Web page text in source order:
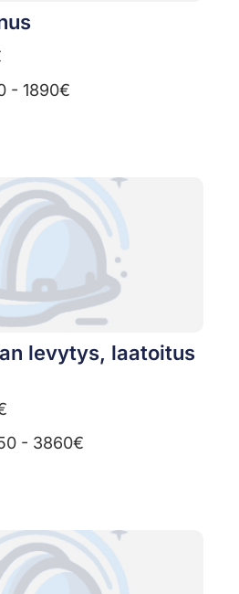
- 1890€
levytys, laatoitus
- 3860€